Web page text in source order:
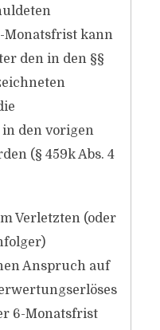
Monatsfrist kann
den in den §§
den vorigen
(§ 459k Abs. 4
Verletzten (oder
Anspruch auf
6-Monatsfrist